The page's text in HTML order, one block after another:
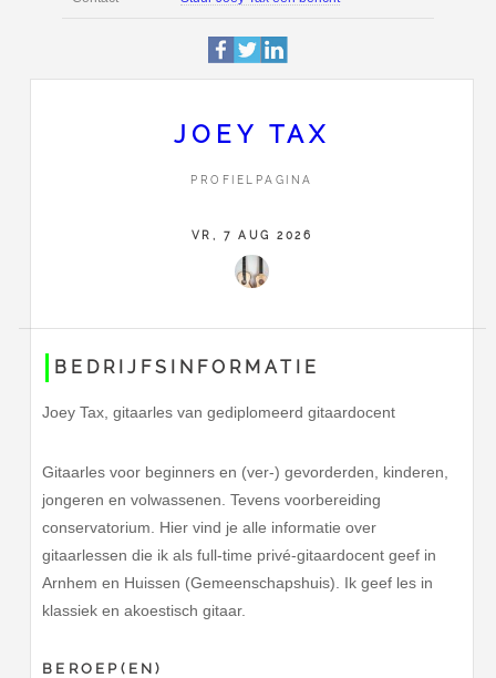
Aalburgstraat 41
026-3816848
Stuur Joey Tax een bericht
JOEY TAX
PROFIELPAGINA
VR, 7 AUG 2026
BEDRIJFSINFORMATIE
Joey Tax, gitaarles van gediplomeerd gitaardocent
Gitaarles voor beginners en (ver-) gevorderden, kinderen,
jongeren en volwassenen. Tevens voorbereiding
conservatorium. Hier vind je alle informatie over
gitaarlessen die ik als full-time privé-gitaardocent geef in
Arnhem en Huissen (Gemeenschapshuis). Ik geef les in
klassiek en akoestisch gitaar.
BEROEP(EN)